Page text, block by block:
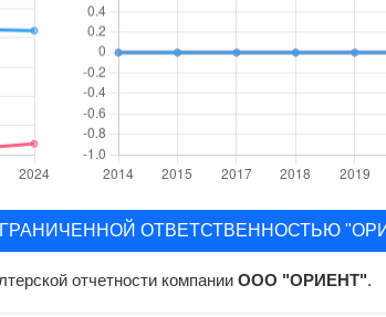
ОГРАНИЧЕННОЙ ОТВЕТСТВЕННОСТЬЮ
отчетности компании ООО "ОРИЕНТ".